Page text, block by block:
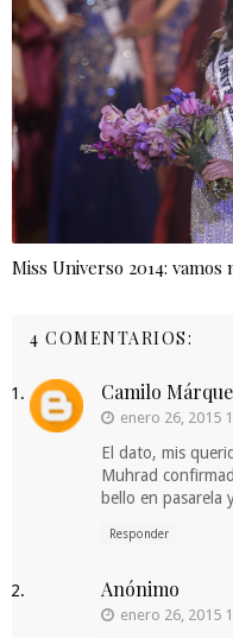
Miss Universo 2014:
4 COMENTARIOS:
Camilo
enero 26, 2015
El dato, mis
Muhrad
bello en pasarela
Responder
Anónimo
enero 26, 2015